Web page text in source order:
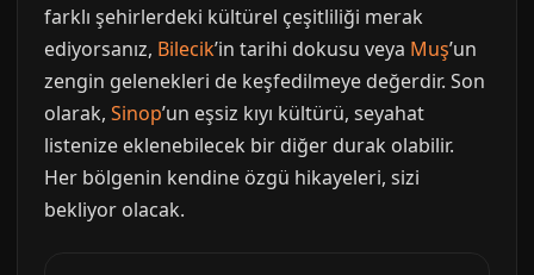
farklı şehirlerdeki kültürel çeşitliliği merak
ediyorsanız, Bilecik’in tarihi dokusu veya Muş’un
zengin gelenekleri de keşfedilmeye değerdir. Son
olarak, Sinop’un eşsiz kıyı kültürü, seyahat
listenize eklenebilecek bir diğer durak olabilir.
Her bölgenin kendine özgü hikayeleri, sizi
bekliyor olacak.